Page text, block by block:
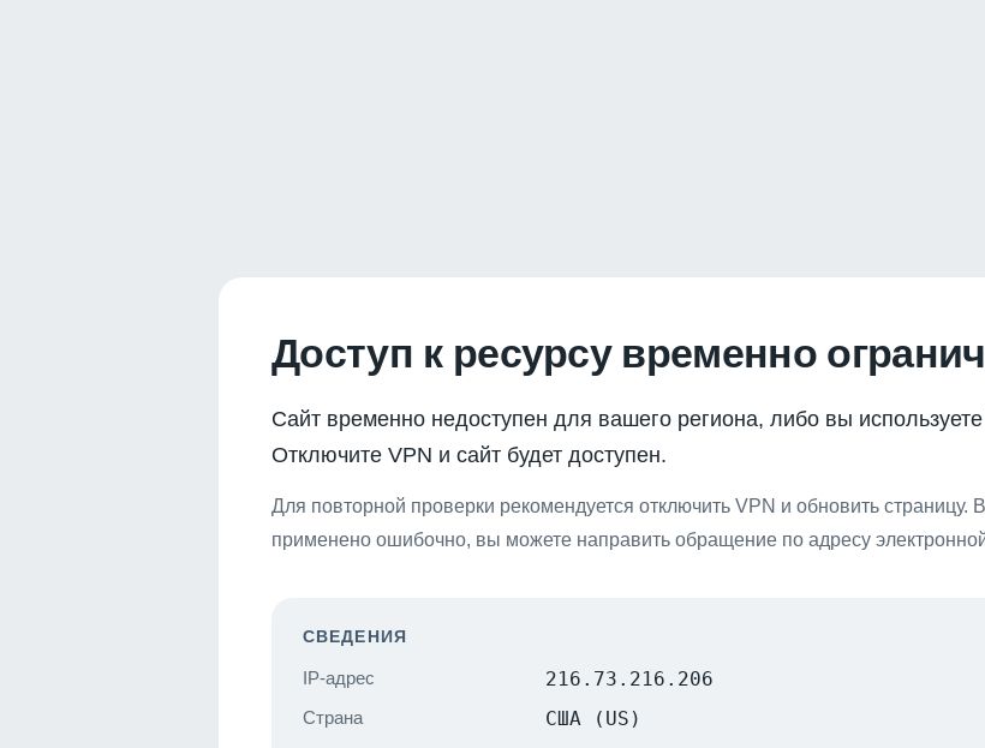
Доступ к ресурсу временно
Сайт временно недоступен для вашего региона, либо вы
Отключите VPN и сайт будет доступен.
Для повторной проверки рекомендуется отключить VPN и обновить страницу.
применено ошибочно, вы можете направить обращение по адресу
СВЕДЕНИЯ
IP-адрес 216.73.216.206
Страна США (US)